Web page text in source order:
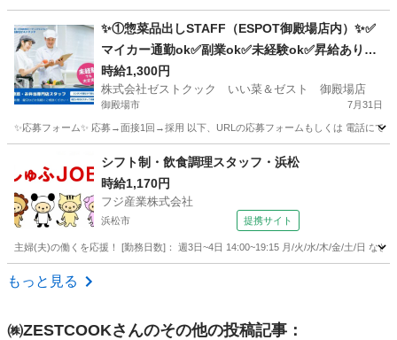
キッチン 業務スーパー
✨①惣菜品出しSTAFF（ESPOT御殿場店内）✨✅
マイカー通勤ok✅副業ok✅未経験ok✅昇給あり✅
週2～ok✅扶養内ok
時給1,300円
株式会社ゼストクック いい菜＆ゼスト 御殿場店
御殿場市 7月31日
✨応募フォーム✨ 応募→面接1回→採用 以下、URLの応募フォームもしくは 電話にて
キッチン スタッフ
シフト制・飲食調理スタッフ・浜松
時給1,170円
フジ産業株式会社
浜松市 提携サイト
主婦(夫)の働くを応援！ [勤務日数]： 週3日~4日 14:00~19:15 月/火/水/木/金/土/日 な
静岡 浜松市
もっと見る
㈱ZESTCOOKさんのその他の投稿記事：